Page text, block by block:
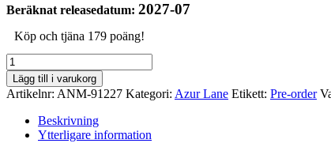
Beräknat releasedatum: 2027-07
Köp och tjäna 179 poäng!
Azur
Lane
Hyper
Body
Action
Figure
Lägg till i varukorg
Artikelnr: ANM-91227 Kategori: Azur Lane Etikett: Pre-order
Beskrivning
Ytterligare information